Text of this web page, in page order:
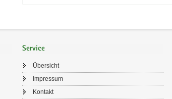
Service
Übersicht
Impressum
Kontakt